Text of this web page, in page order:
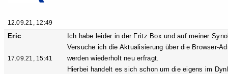
12.09.21, 12:49
Eric
17.09.21, 15:41
Ich habe leider in der Fritz Box und auf meiner
Versuche ich die Aktualisierung über die Browser-
werden wiederholt neu erfragt.
Hierbei handelt es sich schon um die eigens im